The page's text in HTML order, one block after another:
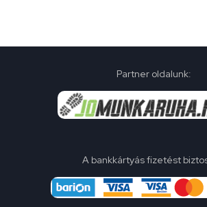
Partner oldalunk:
A bankkártyás fizetést